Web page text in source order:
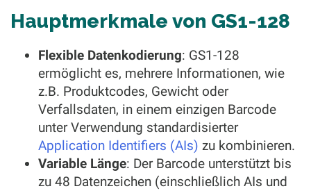
Hauptmerkmale von GS1-128
Flexible Datenkodierung: GS1-128
ermöglicht es, mehrere Informationen, wie
z.B. Produktcodes, Gewicht oder
Verfallsdaten, in einem einzigen Barcode
unter Verwendung standardisierter
Application Identifiers (AIs) zu kombinieren.
Variable Länge: Der Barcode unterstützt bis
zu 48 Datenzeichen (einschließlich AIs und